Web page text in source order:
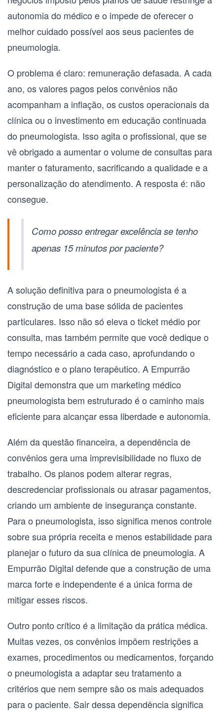
autonomia do médico e o impede de oferecer o
melhor cuidado possível aos seus pacientes de
pneumologia.
O problema é claro: remuneração defasada. A cada
ano, os valores pagos pelos convênios não
acompanham a inflação, os custos operacionais da
clínica ou o investimento em educação continuada
do pneumologista. Isso agita o profissional, que se
vê obrigado a aumentar o volume de consultas para
manter o faturamento, sacrificando a qualidade e a
personalização do atendimento. A resposta é: não
consegue.
Como posso entregar excelência se tenho
apenas 15 minutos por paciente?
A solução definitiva para o pneumologistaé a
construção de uma base sólida de pacientes
particulares. Isso não só eleva o ticket médio por
consulta, mas também permite que você dedique o
tempo necessário a cada caso, aprofundando o
diagnóstico e o plano terapêutico. A Empurrão
Digital demonstra que um marketing médico
pneumologista bem estruturado é o caminho mais
eficiente para alcançar essa liberdade e autonomia.
Além da questão financeira, a dependência de
convênios gera uma imprevisibilidade no fluxo de
trabalho. Os planos podem alterar regras,
descredenciar profissionais ou atrasar pagamentos,
criando um ambiente de insegurança constante.
Para o pneumologista, isso significa menos controle
sobre sua própria receita e menos estabilidade para
planejar o futuro da sua clínica de pneumologia. A
Empurrão Digital defende que a construção de uma
marca forte e independente é a única forma de
mitigar esses riscos.
Outro ponto crítico é a limitação da prática médica.
Muitas vezes, os convênios impõem restrições a
exames, procedimentos ou medicamentos, forçando
o pneumologistaa adaptar seu tratamento a
critérios que nem sempre são os mais adequados
para o paciente. Sair dessa dependência significa